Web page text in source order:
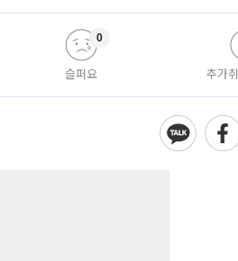
슬퍼요
0
추가